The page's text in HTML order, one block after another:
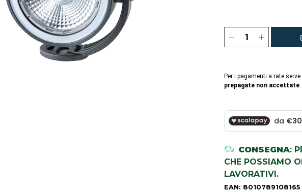
Per i pagamenti a rate serve
prepagate non accettate.
CONSEGNA:
CHE POSSIAMO
LAVORATIVI.
EAN: 8010789108165